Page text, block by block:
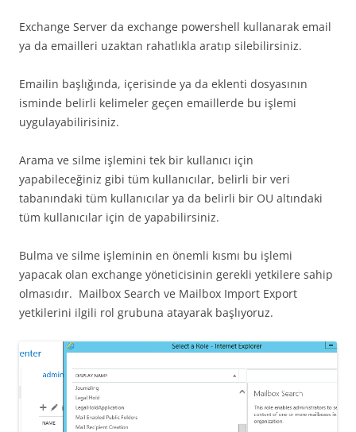
Exchange Server da exchange powershell kullanarak email
ya da emailleri uzaktan rahatlıkla aratıp silebilirsiniz.
Emailin başlığında, içerisinde ya da eklenti dosyasının
isminde belirli kelimeler geçen emaillerde bu işlemi
uygulayabilirisiniz.
Arama ve silme işlemini tek bir kullanıcı için
yapabileceğiniz gibi tüm kullanıcılar, belirli bir veri
tabanındaki tüm kullanıcılar ya da belirli bir OU altındaki
tüm kullanıcılar için de yapabilirsiniz.
Bulma ve silme işleminin en önemli kısmı bu işlemi
yapacak olan exchange yöneticisinin gerekli yetkilere sahip
olmasıdır. Mailbox Search ve Mailbox Import Export
yetkilerini ilgili rol grubuna atayarak başlıyoruz.